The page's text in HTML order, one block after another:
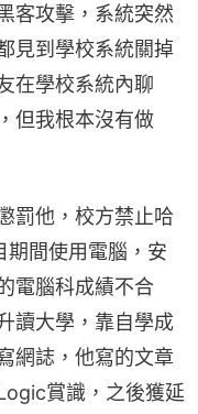
客攻擊，系統突然
見到學校系統關掉
在學校系統內聊
但我根本沒有做
罰他，校方禁止哈
期間使用電腦，安
電腦科成績不合
讀大學，靠自學成
網誌，他寫的文章
賞識，之後獲延